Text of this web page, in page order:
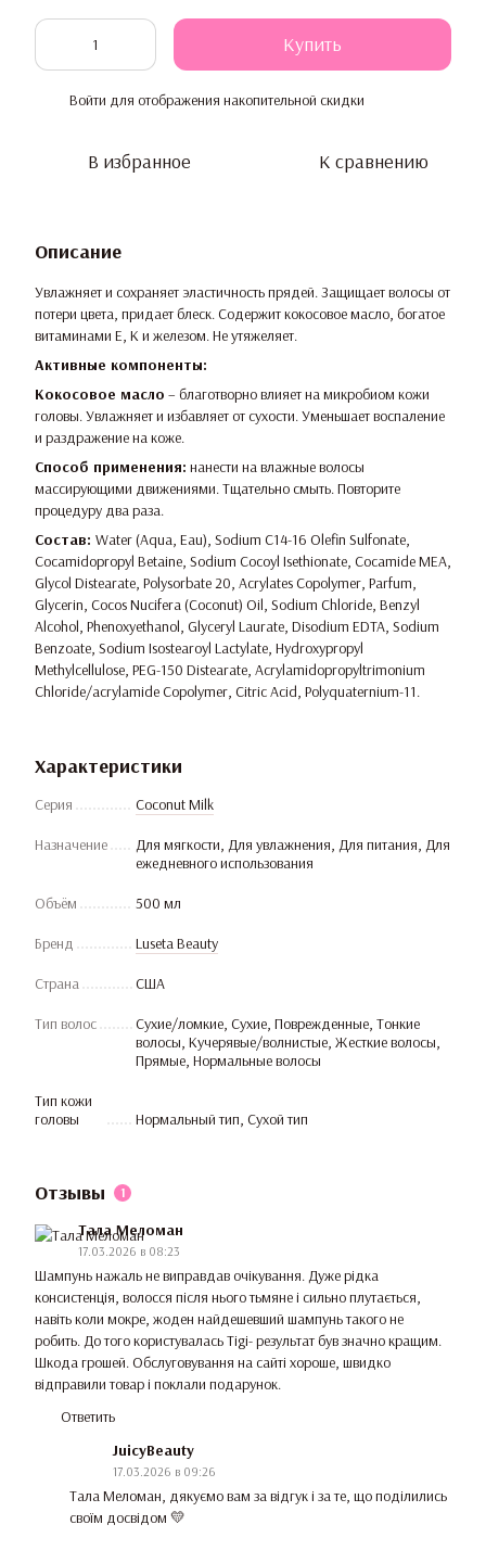
Купить
Войти для отображения накопительной скидки
В избранное К сравнению
Описание
Увлажняет и сохраняет эластичность прядей. Защищает волосы от
потери цвета, придает блеск. Содержит кокосовое масло, богатое
витаминами Е, К и железом. Не утяжеляет.
Активные компоненты:
Кокосовое масло – благотворно влияет на микробиом кожи
головы. Увлажняет и избавляет от сухости. Уменьшает воспаление
и раздражение на коже.
Способ применения: нанести на влажные волосы
массирующими движениями. Тщательно смыть. Повторите
процедуру два раза.
Состав: Water (Aqua, Eau), Sodium C14-16 Olefin Sulfonate,
Cocamidopropyl Betaine, Sodium Cocoyl Isethionate, Cocamide MEA,
Glycol Distearate, Polysorbate 20, Acrylates Copolymer, Parfum,
Glycerin, Cocos Nucifera (Coconut) Oil, Sodium Chloride, Benzyl
Alcohol, Phenoxyethanol, Glyceryl Laurate, Disodium EDTA, Sodium
Benzoate, Sodium Isostearoyl Lactylate, Hydroxypropyl
Methylcellulose, PEG-150 Distearate, Acrylamidopropyltrimonium
Chloride/acrylamide Copolymer, Citric Acid, Polyquaternium-11.
Характеристики
Серия Coconut Milk
Назначение
Для мягкости, Для увлажнения, Для питания, Для
ежедневного использования
Объём 500 мл
Бренд Luseta Beauty
Страна США
Тип волос
Сухие/ломкие, Сухие, Поврежденные, Тонкие
волосы, Кучерявые/волнистые, Жесткие волосы,
Прямые, Нормальные волосы
Тип кожи
головы
Нормальный тип, Сухой тип
Отзывы 1
Тала Меломан
17.03.2026 в 08:23
Шампунь нажаль не виправдав очікування. Дуже рідка
консистенція, волосся після нього тьмяне і сильно плутається,
навіть коли мокре, жоден найдешевший шампунь такого не
робить. До того користувалась Tigi- результат був значно кращим.
Шкода грошей. Обслуговування на сайті хороше, швидко
відправили товар і поклали подарунок.
Ответить
JuicyBeauty
17.03.2026 в 09:26
Тала Меломан, дякуємо вам за відгук і за те, що поділились
своїм досвідом 💛